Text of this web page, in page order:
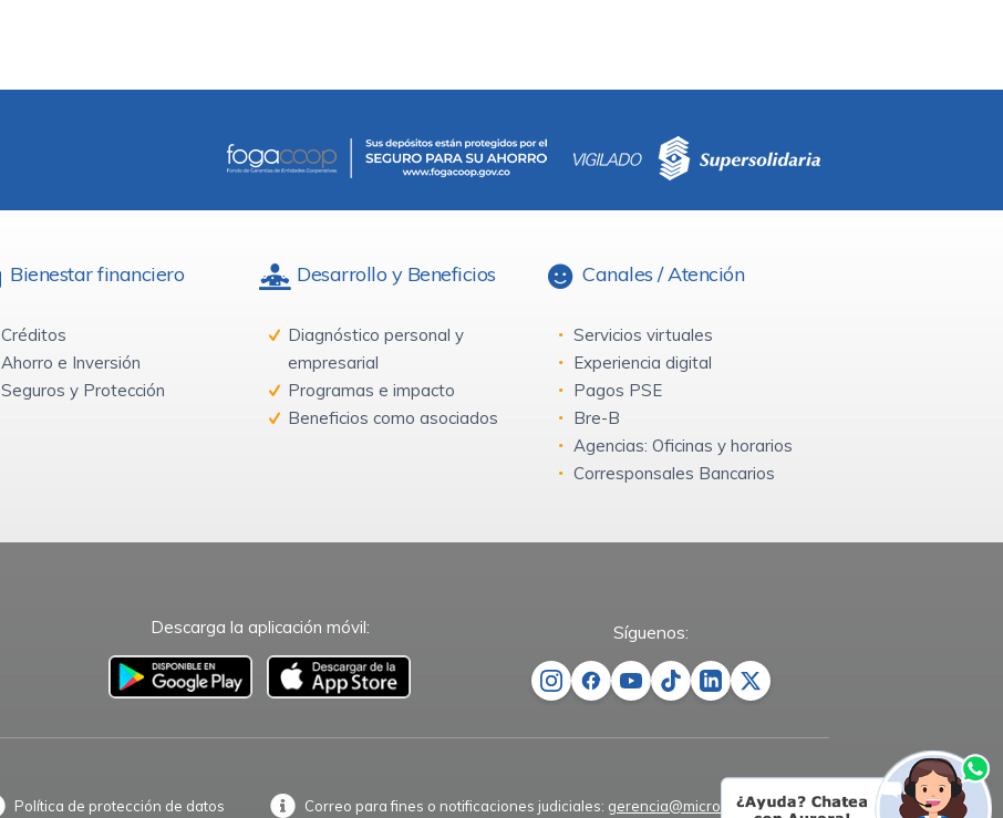
Bienestar financiero
Créditos
Ahorro e Inversión
Seguros y Protección
Desarrollo y Beneficios
Diagnóstico personal y
empresarial
Programas e impacto
Beneficios como asociados
Canales / Atención
Servicios virtuales
Experiencia digital
Pagos PSE
Bre-B
Agencias: Oficinas y horarios
Corresponsales Bancarios
Descarga la aplicación móvil: Síguenos:
Política de protección de datos Correo para fines o notificaciones judiciales: gerencia@microempresas.co